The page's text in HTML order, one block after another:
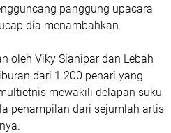
panggung upacara
dia menambahkan.
oleh Viky Sianipar dan Lebah
dari 1.200 penari yang
mewakili delapan suku
penampilan dari sejumlah artis